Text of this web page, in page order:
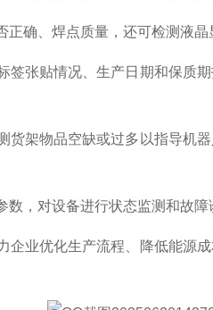
正确、焊点质量，还可检测液
签张贴情况、生产日期和保质
货架物品空缺或过多以指导机
数，对设备进行状态监测和故
企业优化生产流程、降低能源